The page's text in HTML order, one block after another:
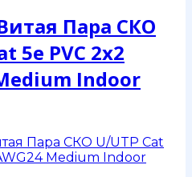
Пара СКО
5e PVC 2х2
Indoor